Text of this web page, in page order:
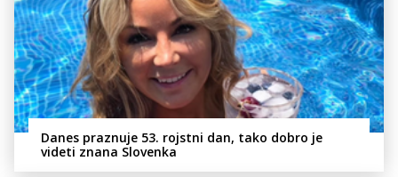
Danes praznuje 53. rojstni dan, tako dobro je
videti znana Slovenka